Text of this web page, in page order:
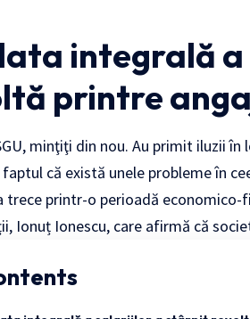
integrală
printre
minţiţi din nou. Au primit iluzii în
că există unele probleme în
trece printr-o perioadă
Ionuț Ionescu, care afirmă că